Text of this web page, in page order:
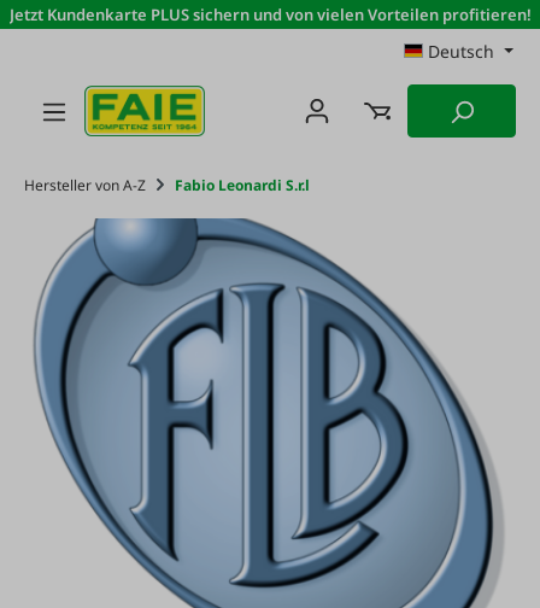
Zum Hauptinhalt springen
Jetzt Kundenkarte PLUS sichern und von vielen Vorteilen profitieren!
Deutsch
Hersteller von A-Z Fabio Leonardi S.r.l